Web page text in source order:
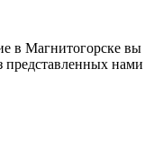
в Магнитогорске вы
представленных нами